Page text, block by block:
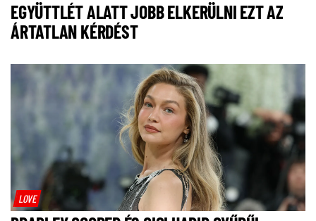
EGYÜTTLÉT ALATT JOBB ELKERÜLNI EZT AZ
ÁRTATLAN KÉRDÉST
LOVE